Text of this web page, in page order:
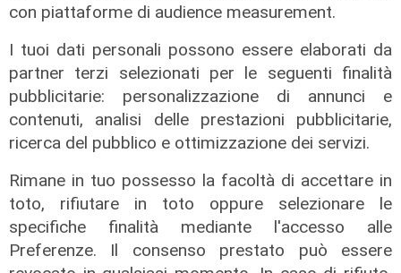
con piattaforme di audience measurement.
I tuoi dati personali possono essere elaborati da
partner terzi selezionati per le seguenti finalità
pubblicitarie: personalizzazione di annunci e
contenuti, analisi delle prestazioni pubblicitarie,
ricerca del pubblico e ottimizzazione dei servizi.
Rimane in tuo possesso la facoltà di accettare in
toto, rifiutare in toto oppure selezionare le
specifiche finalità mediante l'accesso alle
Preferenze. Il consenso prestato può essere
Mercato
La Sampdoria blinda Krastev: il
portiere prolunga fino al 2030
05/08/2026